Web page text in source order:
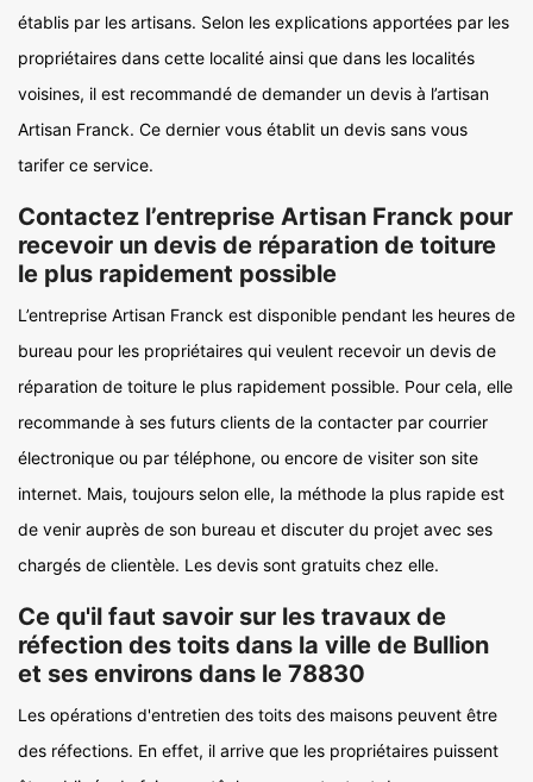
établis par les artisans. Selon les explications apportées par les
propriétaires dans cette localité ainsi que dans les localités
voisines, il est recommandé de demander un devis à l’artisan
Artisan Franck. Ce dernier vous établit un devis sans vous
tarifer ce service.
Contactez l’entreprise Artisan Franck pour
recevoir un devis de réparation de toiture
le plus rapidement possible
L’entreprise Artisan Franck est disponible pendant les heures de
bureau pour les propriétaires qui veulent recevoir un devis de
réparation de toiture le plus rapidement possible. Pour cela, elle
recommande à ses futurs clients de la contacter par courrier
électronique ou par téléphone, ou encore de visiter son site
internet. Mais, toujours selon elle, la méthode la plus rapide est
de venir auprès de son bureau et discuter du projet avec ses
chargés de clientèle. Les devis sont gratuits chez elle.
Ce qu'il faut savoir sur les travaux de
réfection des toits dans la ville de Bullion
et ses environs dans le 78830
Les opérations d'entretien des toits des maisons peuvent être
des réfections. En effet, il arrive que les propriétaires puissent